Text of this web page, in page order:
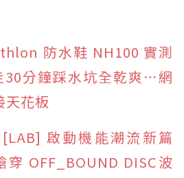
防水鞋 NH100 實測
30分鐘踩水坑全乾爽⋯網
天花板
[LAB] 啟動機能潮流新篇
穿 OFF_BOUND DISC波